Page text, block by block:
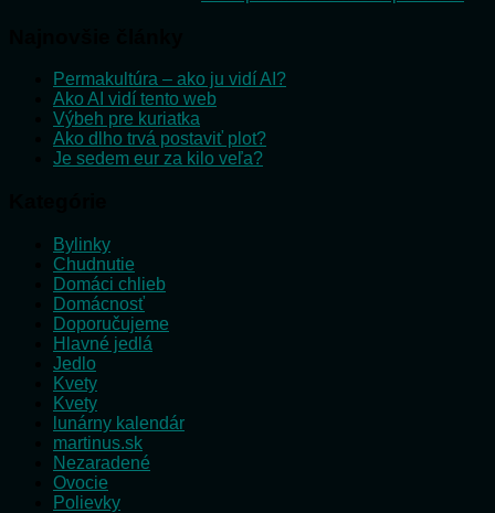
Permakultúra – ako ju vidí AI?
Ako AI vidí tento web
Výbeh pre kuriatka
Ako dlho trvá postaviť plot?
Je sedem eur za kilo veľa?
Bylinky
Chudnutie
Domáci chlieb
Domácnosť
Doporučujeme
Hlavné jedlá
Jedlo
Kvety
Kvety
lunárny kalendár
martinus.sk
Nezaradené
Ovocie
Polievky